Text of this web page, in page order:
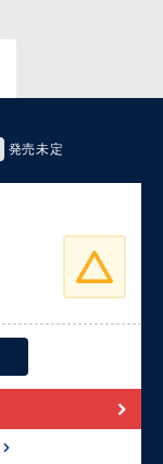
発売未定